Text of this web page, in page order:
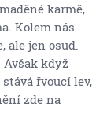
karmě,
Kolem nás
ale jen osud.
když
řvoucí lev,
zde na